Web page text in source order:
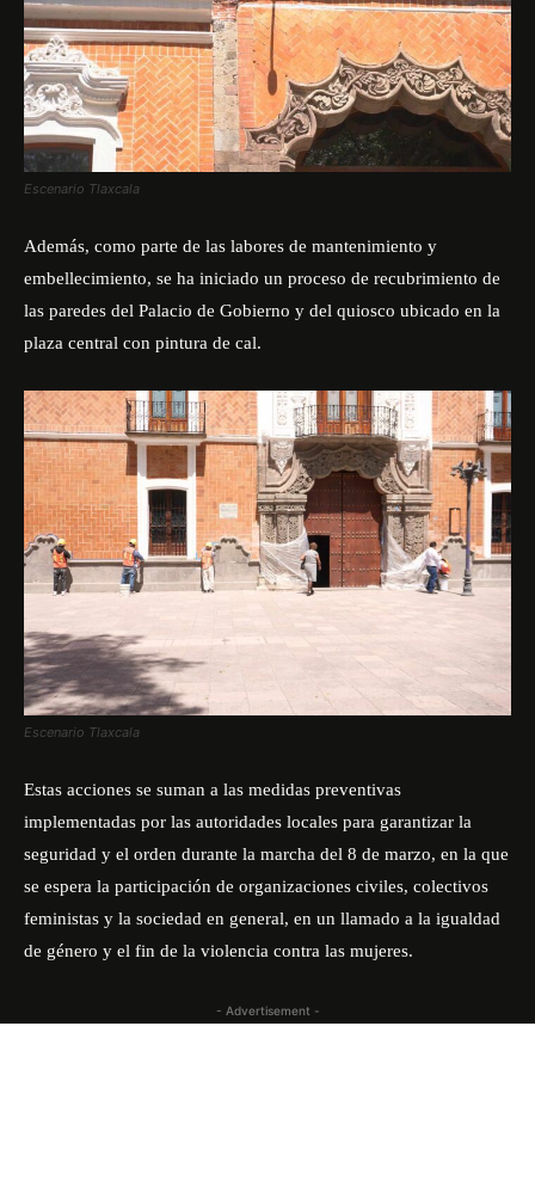
Escenario Tlaxcala
Además, como parte de las labores de mantenimiento y
embellecimiento, se ha iniciado un proceso de recubrimiento de
las paredes del Palacio de Gobierno y del quiosco ubicado en la
plaza central con pintura de cal.
Escenario Tlaxcala
Estas acciones se suman a las medidas preventivas
implementadas por las autoridades locales para garantizar la
seguridad y el orden durante la marcha del 8 de marzo, en la que
se espera la participación de organizaciones civiles, colectivos
feministas y la sociedad en general, en un llamado a la igualdad
de género y el fin de la violencia contra las mujeres.
- Advertisement -